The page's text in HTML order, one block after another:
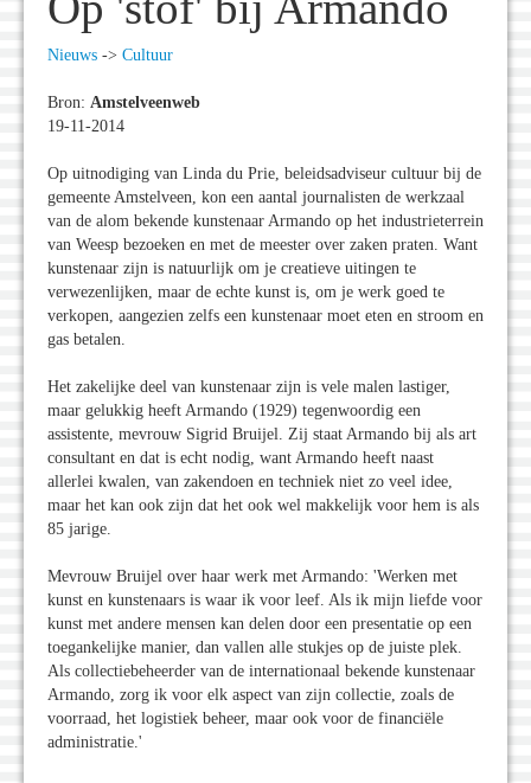
Nieuws -> Cultuur
Bron: Amstelveenweb
19-11-2014
Op uitnodiging van Linda du Prie, beleidsadviseur cultuur bij de
gemeente Amstelveen, kon een aantal journalisten de werkzaal
van de alom bekende kunstenaar Armando op het industrieterrein
van Weesp bezoeken en met de meester over zaken praten. Want
kunstenaar zijn is natuurlijk om je creatieve uitingen te
verwezenlijken, maar de echte kunst is, om je werk goed te
verkopen, aangezien zelfs een kunstenaar moet eten en stroom en
gas betalen.
Het zakelijke deel van kunstenaar zijn is vele malen lastiger,
maar gelukkig heeft Armando (1929) tegenwoordig een
assistente, mevrouw Sigrid Bruijel. Zij staat Armando bij als art
consultant en dat is echt nodig, want Armando heeft naast
allerlei kwalen, van zakendoen en techniek niet zo veel idee,
maar het kan ook zijn dat het ook wel makkelijk voor hem is als
85 jarige.
Mevrouw Bruijel over haar werk met Armando: 'Werken met
kunst en kunstenaars is waar ik voor leef. Als ik mijn liefde voor
kunst met andere mensen kan delen door een presentatie op een
toegankelijke manier, dan vallen alle stukjes op de juiste plek.
Als collectiebeheerder van de internationaal bekende kunstenaar
Armando, zorg ik voor elk aspect van zijn collectie, zoals de
voorraad, het logistiek beheer, maar ook voor de financiële
administratie.'